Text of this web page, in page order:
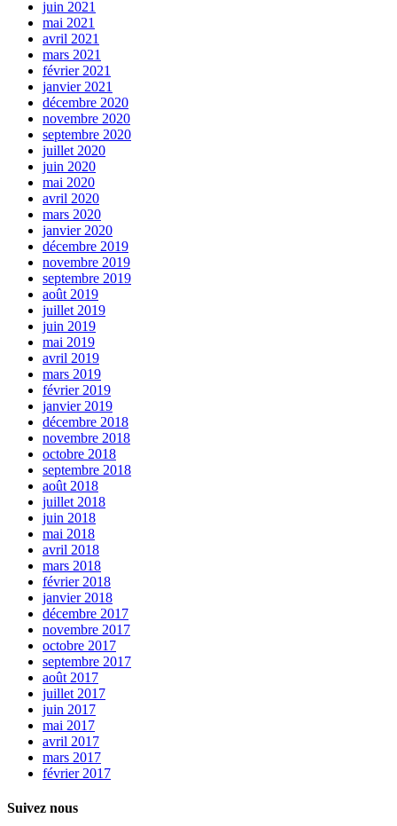
juin 2021
mai 2021
avril 2021
mars 2021
février 2021
janvier 2021
décembre 2020
novembre 2020
septembre 2020
juillet 2020
juin 2020
mai 2020
avril 2020
mars 2020
janvier 2020
décembre 2019
novembre 2019
septembre 2019
août 2019
juillet 2019
juin 2019
mai 2019
avril 2019
mars 2019
février 2019
janvier 2019
décembre 2018
novembre 2018
octobre 2018
septembre 2018
août 2018
juillet 2018
juin 2018
mai 2018
avril 2018
mars 2018
février 2018
janvier 2018
décembre 2017
novembre 2017
octobre 2017
septembre 2017
août 2017
juillet 2017
juin 2017
mai 2017
avril 2017
mars 2017
février 2017
Suivez nous